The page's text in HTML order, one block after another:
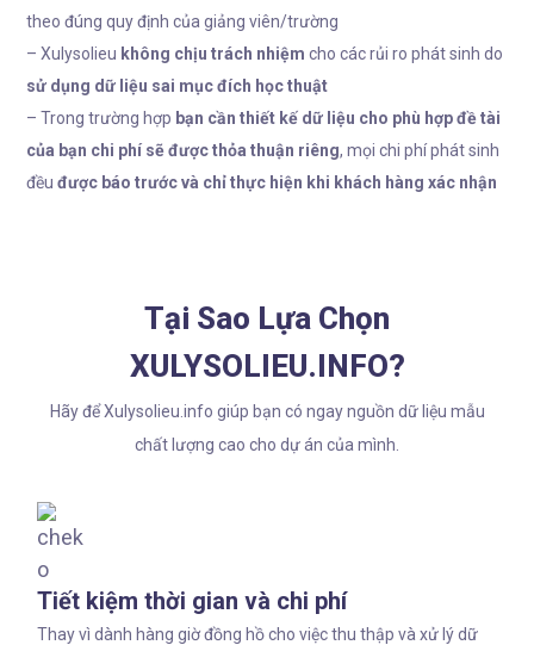
theo đúng quy định của giảng viên/trường
– Xulysolieu không chịu trách nhiệm cho các rủi ro phát sinh do
sử dụng dữ liệu sai mục đích học thuật
– Trong trường hợp bạn cần thiết kế dữ liệu cho phù hợp đề tài
của bạn chi phí sẽ được thỏa thuận riêng, mọi chi phí phát sinh
đềuđược báo trước và chỉ thực hiện khi khách hàng xác nhận
Tại Sao Lựa Chọn
XULYSOLIEU.INFO?
Hãy để Xulysolieu.info giúp bạn có ngay nguồn dữ liệu mẫu
chất lượng cao cho dự án của mình.
Tiết kiệm thời gian và chi phí​
Thay vì dành hàng giờ đồng hồ cho việc thu thập và xử lý dữ